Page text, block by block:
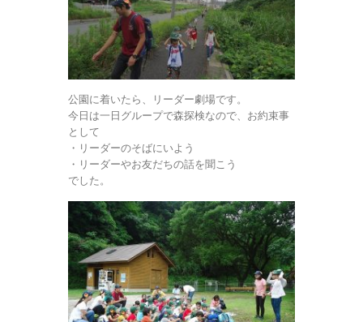
公園に着いたら、リーダー劇場です。
今日は一日グループで森探検なので、お約束事
として
・リーダーのそばにいよう
・リーダーやお友だちの話を聞こう
でした。